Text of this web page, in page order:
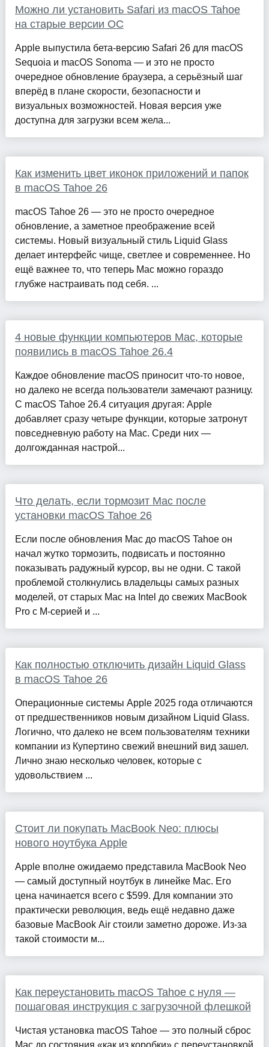
Можно ли установить Safari из macOS Tahoe
на старые версии ОС
Apple выпустила бета-версию Safari 26 для macOS
Sequoia и macOS Sonoma — и это не просто
очередное обновление браузера, а серьёзный шаг
вперёд в плане скорости, безопасности и
визуальных возможностей. Новая версия уже
доступна для загрузки всем жела...
Как изменить цвет иконок приложений и папок
в macOS Tahoe 26
macOS Tahoe 26 — это не просто очередное
обновление, а заметное преображение всей
системы. Новый визуальный стиль Liquid Glass
делает интерфейс чище, светлее и современнее. Но
ещё важнее то, что теперь Mac можно гораздо
глубже настраивать под себя. ...
4 новые функции компьютеров Mac, которые
появились в macOS Tahoe 26.4
Каждое обновление macOS приносит что-то новое,
но далеко не всегда пользователи замечают разницу.
С macOS Tahoe 26.4 ситуация другая: Apple
добавляет сразу четыре функции, которые затронут
повседневную работу на Mac. Среди них —
долгожданная настрой...
Что делать, если тормозит Mac после
установки macOS Tahoe 26
Если после обновления Mac до macOS Tahoe он
начал жутко тормозить, подвисать и постоянно
показывать радужный курсор, вы не одни. С такой
проблемой столкнулись владельцы самых разных
моделей, от старых Mac на Intel до свежих MacBook
Pro с M-серией и ...
Как полностью отключить дизайн Liquid Glass
в macOS Tahoe 26
Операционные системы Apple 2025 года отличаются
от предшественников новым дизайном Liquid Glass.
Логично, что далеко не всем пользователям техники
компании из Купертино свежий внешний вид зашел.
Лично знаю несколько человек, которые с
удовольствием ...
Стоит ли покупать MacBook Neo: плюсы
нового ноутбука Apple
Apple вполне ожидаемо представила MacBook Neo
— самый доступный ноутбук в линейке Mac. Его
цена начинается всего с $599. Для компании это
практически революция, ведь ещё недавно даже
базовые MacBook Air стоили заметно дороже. Из-за
такой стоимости м...
Как переустановить macOS Tahoe с нуля —
пошаговая инструкция с загрузочной флешкой
Чистая установка macOS Tahoe — это полный сброс
Mac до состояния «как из коробки» с переустановкой